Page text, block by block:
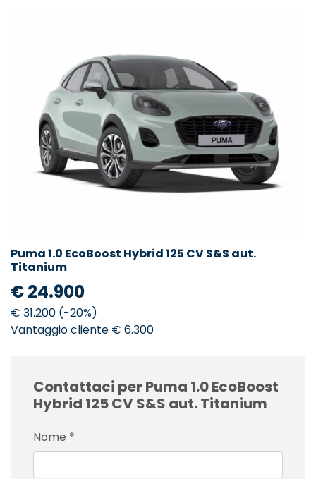
Puma 1.0 EcoBoost Hybrid 125 CV S&S aut.
Titanium
€ 24.900
€ 31.200 (-20%)
Vantaggio cliente € 6.300
Contattaci per Puma 1.0 EcoBoost
Hybrid 125 CV S&S aut. Titanium
Nome *